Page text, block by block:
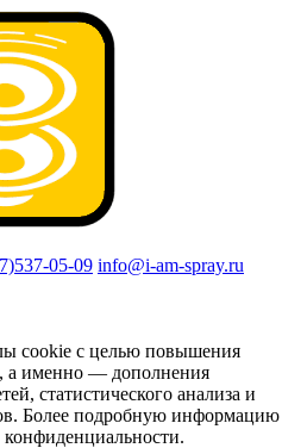
05-09 info@i-am-spray.ru
cookie с целью повышения
а именно — дополнения
статистического анализа и
Более подробную информацию